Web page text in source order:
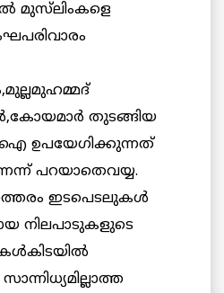
മുസ്‌ലിംകളെ
തുടങ്ങിയ
ഉപയേഗിക്കുന്നത്
പറയാതെവയ്യ.
ഇടപെടലുകള്‍
നിലപാടുകളുടെ